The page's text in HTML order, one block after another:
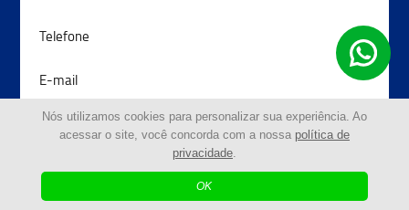
Nós utilizamos cookies para personalizar sua experiência. Ao
acessar o site, você concorda com a nossa política de
privacidade.
OK